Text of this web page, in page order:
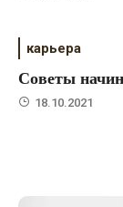
карьера
Советы
18.10.2021